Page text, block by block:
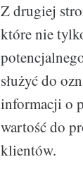
Z drugiej
które nie
służyć do
informacji o
wartość do
klientów.